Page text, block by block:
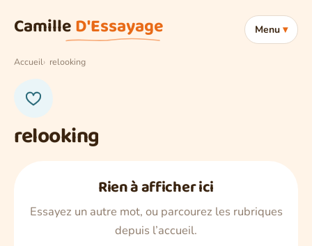
CamilleD'Essayage Menu
Accueil relooking
relooking
Rien à afficher ici
Essayez un autre mot, ou parcourez les rubriques
depuis l’accueil.